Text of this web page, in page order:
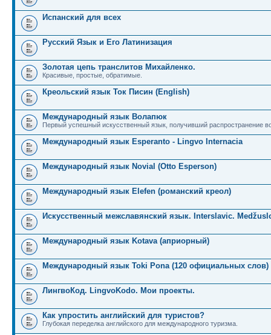
Испанский для всех
Русский Язык и Его Латинизация
Золотая цепь транслитов Михайленко.
Красивые, простые, обратимые.
Креольский язык Ток Писин (English)
Международный язык Волапюк
Первый успешный искусственный язык, получивший распространение
Международный язык Esperanto - Lingvo Internacia
Международный язык Novial (Otto Esperson)
Международный язык Elefen (романский креол)
Искусственный межславянский язык. Interslavic.
Международный язык Kotava (априорный)
Международный язык Toki Pona (120 официальных слов)
ЛингвоКод. LingvoKodo. Мои проекты.
Как упростить английский для туристов?
Глубокая переделка английского для международного туризма.